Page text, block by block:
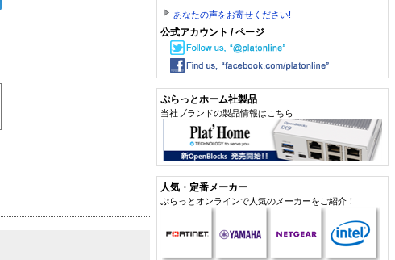
あなたの声をお寄せください!
公式アカウント / ページ
ぷらっとホーム社製品
当社ブランドの製品情報はこちら
人気・定番メーカー
ぷらっとオンラインで人気のメーカーをご紹介！